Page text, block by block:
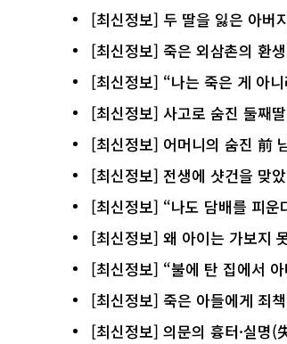
[최신정보] 두 딸을 잃은 아버
[최신정보] 죽은 외삼촌의 환
[최신정보] “나는 죽은 게 아
[최신정보] 사고로 숨진 둘째
[최신정보] 어머니의 숨진 前
[최신정보] 전생에 샷건을 맞
[최신정보] “나도 담배를 피운
[최신정보] 왜 아이는 가보지
[최신정보] “불에 탄 집에서
[최신정보] 죽은 아들에게 죄
[최신정보] 의문의 흉터·실명(